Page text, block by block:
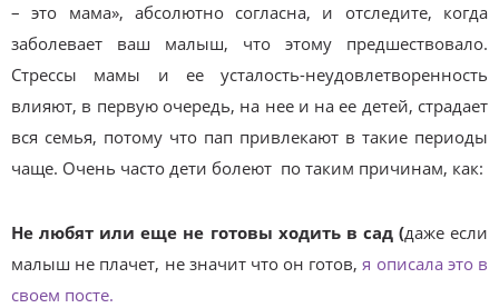
– это мама», абсолютно согласна, и отследите, когда
заболевает ваш малыш, что этому предшествовало.
Стрессы мамы и ее усталость-неудовлетворенность
влияют, в первую очередь, на нее и на ее детей, страдает
вся семья, потому что пап привлекают в такие периоды
чаще. Очень часто дети болеют по таким причинам, как:
Не любят или еще не готовы ходить в сад (даже если
малыш не плачет, не значит что он готов,я описала это в
своем посте.